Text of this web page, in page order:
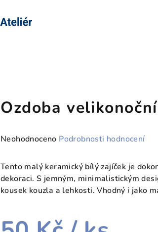
Ozdoba
Průměrné
produktu
je
0,0
hvězdiček.
Neohodnoceno Podrobnosti hodnocení
Tento malý keramický bílý zajíček je
dekoraci. S jemným, minimalistickým
kousek kouzla a lehkosti. Vhodný i jako